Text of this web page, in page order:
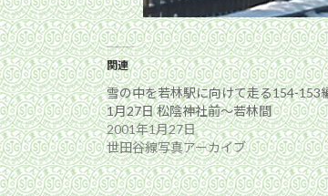
関連
雪の中を若林駅に向けて走る154-153
1月27日 松陰神社前〜若林間
2001年1月27日
世田谷線写真アーカイブ